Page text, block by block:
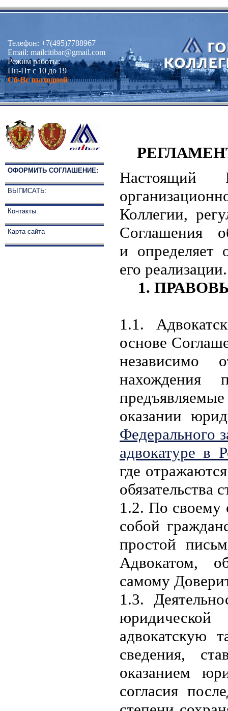
Телефон: +7(495)7788967
Email: mailcitibar@gmail.com
Режим работы:
Пн-Пт с 10 до 19
Сб-Вс выходной
ОФОРМИТЬ СОГЛАШЕНИЕ:
ВЫПИСАТЬ:
Контакты
Карта сайта
Настоящий
Коллегии,
Соглашения
и определяет
его реализации.
1.
1.1.
основе
независимо
нахождения
оказании
Федерального
адвокатуре в
где
обязательства
1.2. По своему
собой
простой
Адвокатом,
самому
1.3.
адвокатскую
сведения,
оказанием
согласия